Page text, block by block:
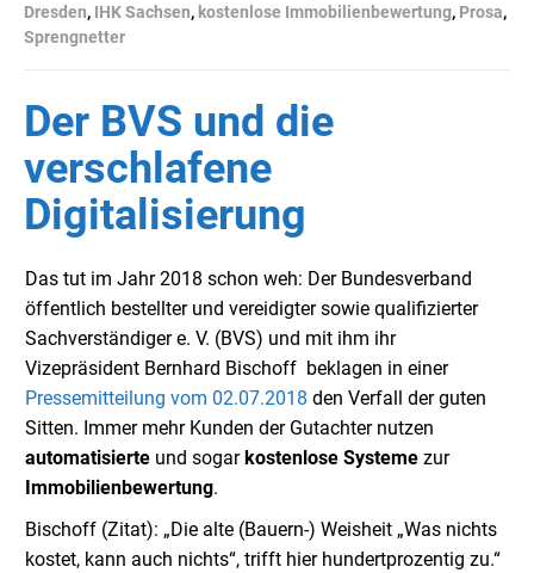
Dresden, IHK Sachsen, kostenlose Immobilienbewertung, Prosa,
Sprengnetter
Der BVS und die
verschlafene
Digitalisierung
Das tut im Jahr 2018 schon weh: Der Bundesverband
öffentlich bestellter und vereidigter sowie qualifizierter
Sachverständiger e. V. (BVS) und mit ihm ihr
Vizepräsident Bernhard Bischoff beklagen in einer
Pressemitteilung vom 02.07.2018 den Verfall der guten
Sitten. Immer mehr Kunden der Gutachter nutzen
automatisierte und sogarkostenlose Systeme zur
Immobilienbewertung.
Bischoff (Zitat): „Die alte (Bauern-) Weisheit „Was nichts
kostet, kann auch nichts“, trifft hier hundertprozentig zu.“